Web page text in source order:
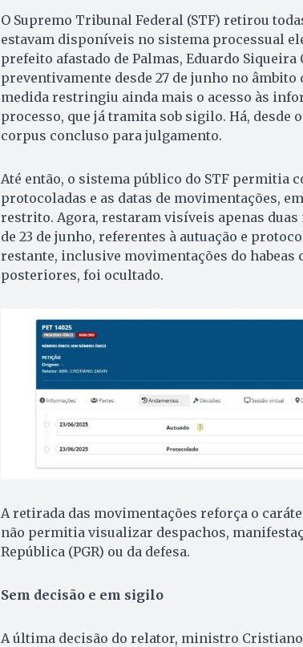
O Supremo Tribunal Federal (STF) retirou
estavam disponíveis no sistema processual
prefeito afastado de Palmas, Eduardo Siqueira
preventivamente desde 27 de junho no âmbito
medida restringiu ainda mais o acesso às
processo, que já tramita sob sigilo. Há, desde
corpus concluso para julgamento.
Até então, o sistema público do STF permitia
protocoladas e as datas de movimentações,
restrito. Agora, restaram visíveis apenas
de 23 de junho, referentes à autuação e
restante, inclusive movimentações do habeas
posteriores, foi ocultado.
A retirada das movimentações reforça o
não permitia visualizar despachos,
República (PGR) ou da defesa.
Sem decisão e em sigilo
A última decisão do relator, ministro